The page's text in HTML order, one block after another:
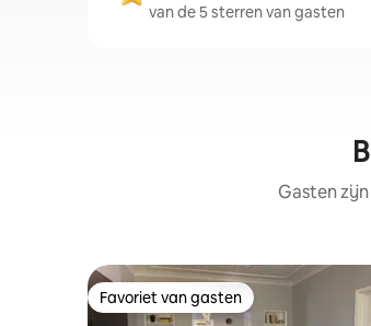
van de 5 sterren van gasten
Gasten
Favoriet van gasten
Favoriet van gasten